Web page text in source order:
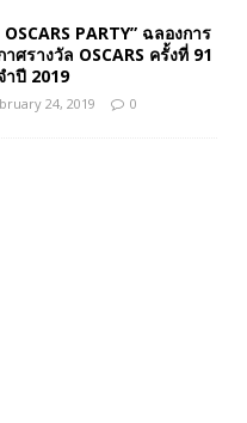
OSCARS PARTY” ฉลองการ
ศรางวัล OSCARS ครั้งที่ 91
ำปี 2019
24, 2019 0